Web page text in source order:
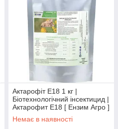
Актарофіт Е18 1 кг |
Біотехнологічний інсектицид |
Актарофит Е18 [ Ензим Агро ]
Немає в наявності